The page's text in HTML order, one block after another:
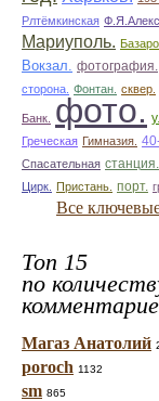
Рлтёмкинская
Мариуполь.
Вокзал. фотография.
сторона. Фонтан. сквер.
Банк. фото.
Греческая Гимназия.
Спасательная станция.
Цирк. Пристань. порт.
Все
Топ 15
по
Магаз Анатолий
poroch 1132
sm 865